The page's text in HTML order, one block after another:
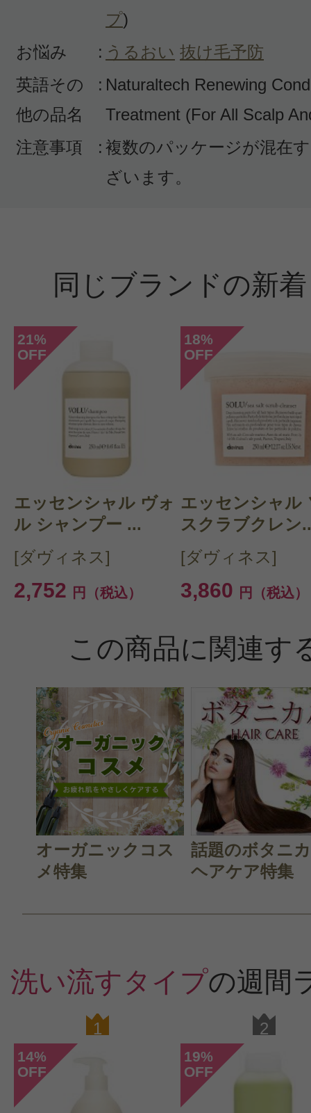
すべての1件のクチコミを見る
このコスメのレビューを書いて
クチコミを投稿する
らクチコミ投稿すると1 商品に
プ)
お悩み
: うるおい 抜け毛予防
英語その
他の品名
: Naturaltech Renewing
Treatment (For All Scalp
注意事項
: 複数のパッケージが混在
ざいます。
同じブランドの新
21%
OFF
エッセンシャル ヴォ
ル シャンプー ...
[ダヴィネス]
2,752 円（税込）
18%
OFF
エッセンシャル
スクラブクレン
[ダヴィネス]
3,860 円（税込）
この商品に関連す
オーガニックコス
メ特集
話題のボタニ
ヘアケア特集
洗い流すタイプの週間
1
14%
OFF
2
19%
OFF